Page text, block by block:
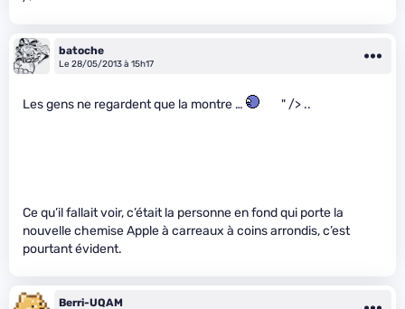
batoche
Le 28/05/2013 à 15h17
Les gens ne regardent que la montre … " /> ..
Ce qu’il fallait voir, c’était la personne en fond qui porte la
nouvelle chemise Apple à carreaux à coins arrondis, c’est
pourtant évident.
Berri-UQAM